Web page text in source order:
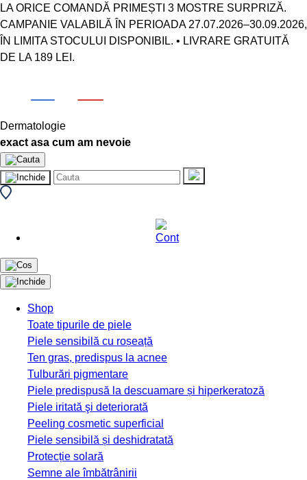
LA ORICE COMANDĂ PRIMEȘTI 3 MOSTRE SURPRIZĂ.
CAMPANIE VALABILĂ ÎN PERIOADA 27.07.2026–30.09.2026,
ÎN LIMITA STOCULUI DISPONIBIL. • LIVRARE GRATUITĂ
DE LA 189 LEI.
Dermatologie
exact asa cum am nevoie
Shop
Toate tipurile de piele
Piele sensibilă cu roșeață
Ten gras, predispus la acnee
Tulburări pigmentare
Piele predispusă la descuamare și hiperkeratoză
Piele iritată şi deteriorată
Peeling cosmetic superficial
Piele sensibilă și deshidratată
Protecție solară
Semne ale îmbătrânirii